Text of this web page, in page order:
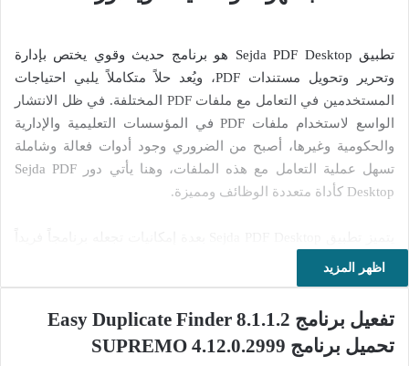
تطبيق Sejda PDF Desktop هو برنامج حديث وقوي يختص بإدارة
وتحرير وتحويل مستندات PDF، ويُعد حلاً متكاملاً يلبي احتياجات
المستخدمين في التعامل مع ملفات PDF المختلفة. في ظل الانتشار
الواسع لاستخدام ملفات PDF في المؤسسات التعليمية والإدارية
والحكومية وغيرها، أصبح من الضروري وجود أدوات فعالة وشاملة
تسهل عملية التعامل مع هذه الملفات، وهنا يأتي دور Sejda PDF
Desktop كأداة متعددة الوظائف ومميزة.
في مجاله، حيث يمنح المستخدمين القدرة على دمج عدة مستندات
PDF في ملف واحد بشكل بسيط وسلس مع تحكم كامل في
يسهل التعامل معها وإدارتها. بالإضافة إلى ذلك، يقدم البرنامج
وظائف تحويل ملفات PDF إلى تنسيقات أخرى مثل مستندات أوفيس
اظهر المزيد
تفعيل برنامج Easy Duplicate Finder 8.1.1.2
تحميل برنامج SUPREMO 4.12.0.2999